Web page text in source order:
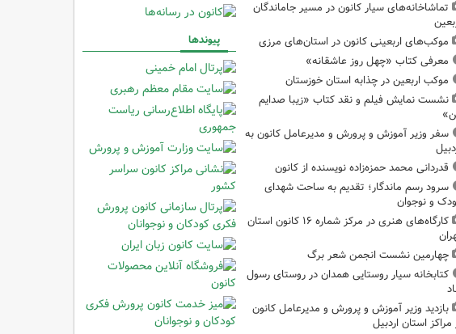
تماشاخانه‌های سیار کانون در مسیر جاماندگان
موکب‌های اربعینی کانون در استان‌های مرزی
معرفی کتاب «چهل روز عاشقانه»
موکب اربعین در چذابه استان خوزستان
نشست نمایش فیلم و نقد کتاب «زیبا صدایم
سفر وزیر آموزش و پرورش و مدیرعامل کانون به
قدردانی محمد حمزه‌زاده نویسنده از کانون
سرود رسم ماندگار؛ تقدیم به ساحت شهدای
و نوجوان
کارگاه‌های هنری در مرکز شماره ۱۶ کانون استان
چهارمین نشست انجمن شعر برگ
کتابخانه سیار روستایی همدان در روستای رسول
بازدید وزیر آموزش و پرورش و مدیرعامل کانون
مراکز استان اردبیل
پیوندها